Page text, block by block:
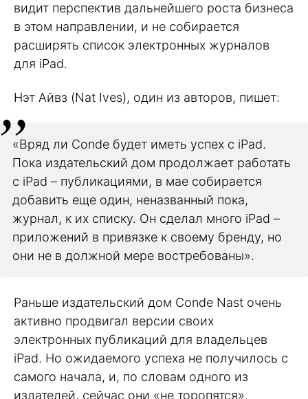
видит перспектив дальнейшего роста бизнеса
в этом направлении, и не собирается
расширять список электронных журналов
для iPad.
Нэт Айвз (Nat Ives), один из авторов, пишет:
«Вряд ли Conde будет иметь успех с iPad.
Пока издательский дом продолжает работать
с iPad – публикациями, в мае собирается
добавить еще один, неназванный пока,
журнал, к их списку. Он сделал много iPad –
приложений в привязке к своему бренду, но
они не в должной мере востребованы».
Раньше издательский дом Conde Nast очень
активно продвигал версии своих
электронных публикаций для владельцев
iPad. Но ожидаемого успеха не получилось с
самого начала, и, по словам одного из
издателей, сейчас они «не торопятся».